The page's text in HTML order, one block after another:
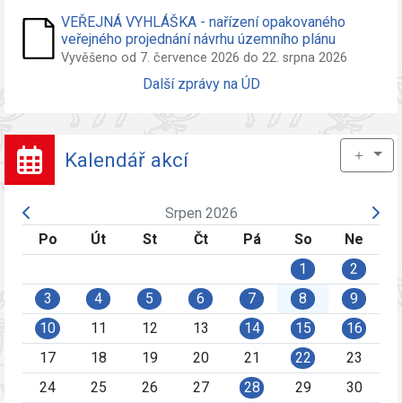
VEŘEJNÁ VYHLÁŠKA - nařízení opakovaného
veřejného projednání návrhu územního plánu
Vyvěšeno od 7. července 2026 do 22. srpna 2026
Další zprávy na ÚD
Kalendář akcí ＋
Srpen 2026
Po
Út St Čt Pá So
Ne
1
2
3
4 5 6 7 8
9
10
11 12 13 14 15
16
17
18 19 20 21 22
23
24
25 26 27 28 29
30